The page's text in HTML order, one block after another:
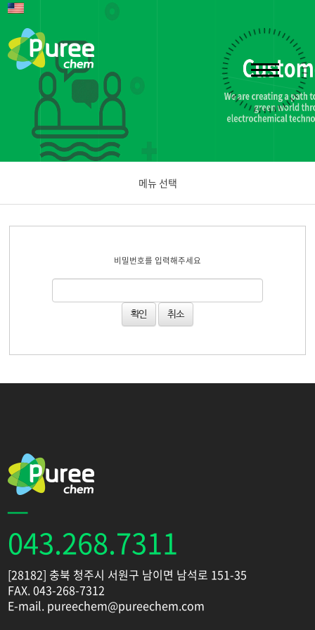
메뉴 선택
공지사항
문의하기
비밀번호를 입력해주세요
취소
043.268.7311
[28182] 충북 청주시 서원구 남이면 남석로 151-35
FAX. 043-268-7312
E-mail. pureechem@pureechem.com